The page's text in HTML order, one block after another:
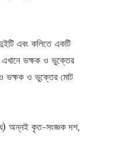
এবং কলিতে একটি
ভক্ষক ও ভুক্তের
ভক্ষক ও ভুক্তের মোট
অন্নই কৃত-সংজ্ঞক দশ,